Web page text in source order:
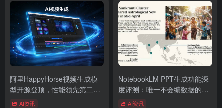
阿里HappyHorse视频生成模
型开源登顶，性能领先第二名
60分AI资讯
NotebookLM PPT生成功能深
度评测：唯一不会编数据的AI
做PPT工具
AI资讯